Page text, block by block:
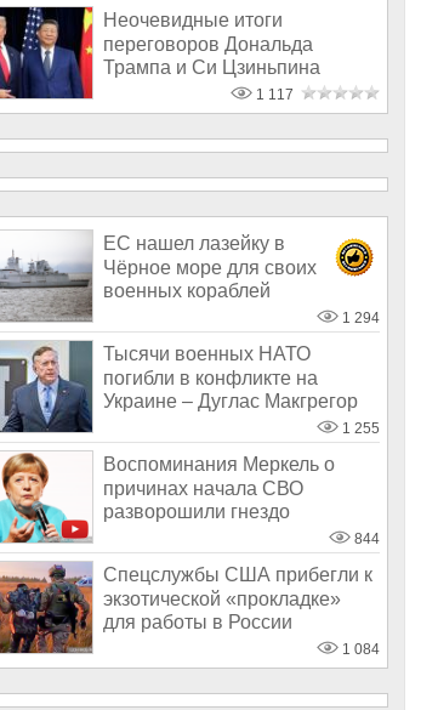
Неочевидные итоги
переговоров Дональда
Трампа и Си Цзиньпина
1 117
ЕС нашел лазейку в
Чёрное море для своих
военных кораблей
1 294
Тысячи военных НАТО
погибли в конфликте на
Украине – Дуглас Макгрегор
1 255
Воспоминания Меркель о
причинах начала СВО
разворошили гнездо
844
Спецслужбы США прибегли к
экзотической «прокладке»
для работы в России
1 084